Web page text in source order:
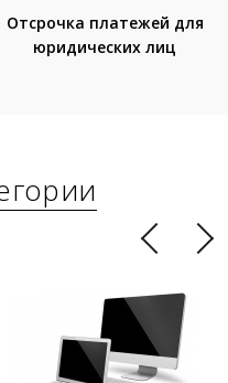
Отсрочка платежей для
юридических лиц